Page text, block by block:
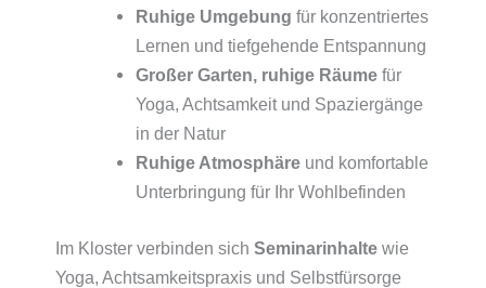
Ruhige Umgebung für konzentriertes
Lernen und tiefgehende Entspannung
Großer Garten, ruhige Räumefür
Yoga, Achtsamkeit und Spaziergänge
in der Natur
Ruhige Atmosphäreund komfortable
Unterbringung für Ihr Wohlbefinden
Im Kloster verbinden sich Seminarinhalte wie
Yoga, Achtsamkeitspraxis und Selbstfürsorge